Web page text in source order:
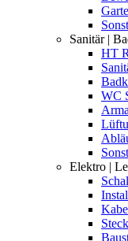
Sanitär |
HT
WC
Elektro |